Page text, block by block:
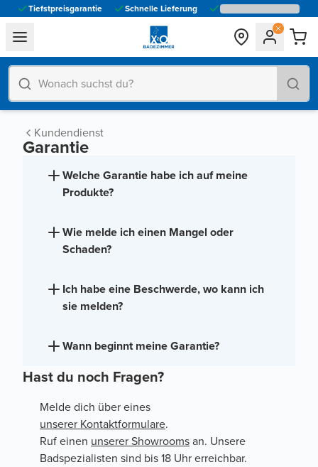
Tiefstpreisgarantie Schnelle Lieferung
general.navigation.toggle_menu.label
Kundendienst
Garantie
Welche Garantie habe ich auf meine
Produkte?
Wie melde ich einen Mangel oder
Schaden?
Ich habe eine Beschwerde, wo kann ich
sie melden?
Wann beginnt meine Garantie?
Hast du noch Fragen?
Melde dich über eines
unserer Kontaktformulare.
Ruf einen unserer Showroomsan. Unsere
Badspezialisten sind bis 18 Uhr erreichbar.